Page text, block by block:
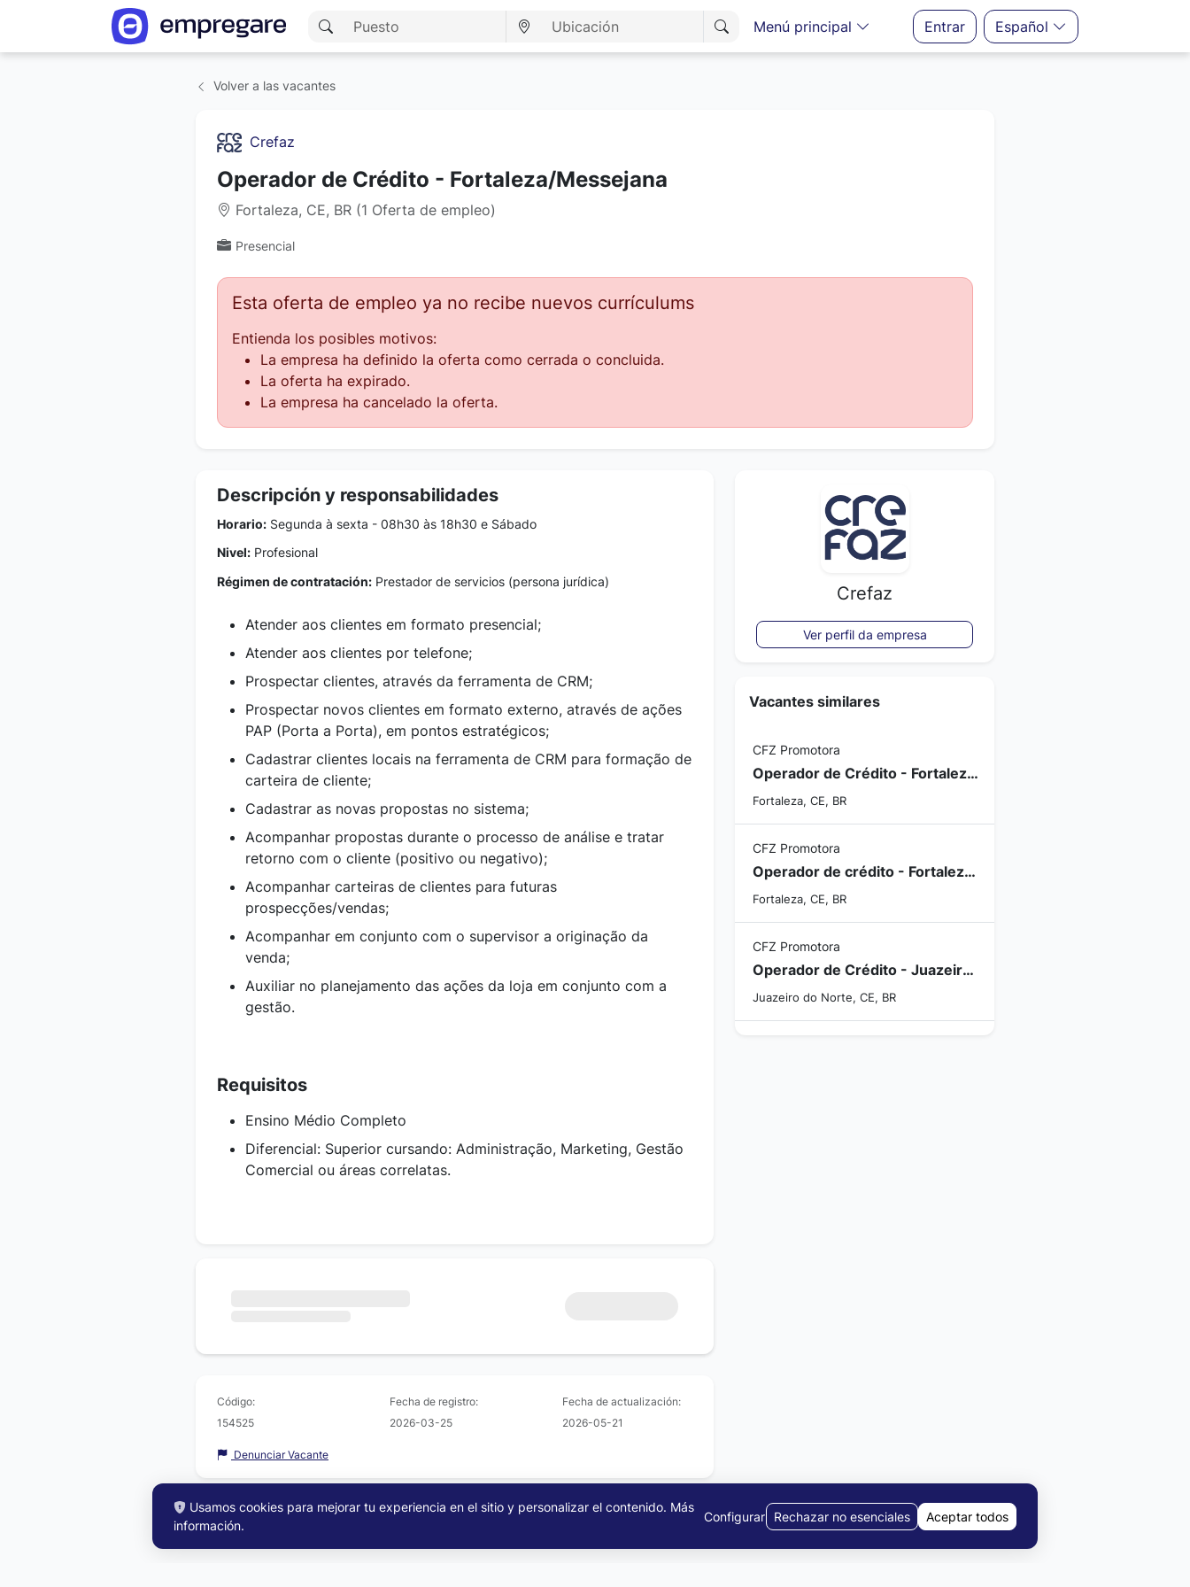
Menú principal Entrar Español
Volver a las vacantes
Crefaz
Operador de Crédito - Fortaleza/Messejana
Fortaleza, CE, BR (1 Oferta de empleo)
Presencial
Esta oferta de empleo ya no recibe nuevos currículums
Entienda los posibles motivos:
La empresa ha definido la oferta como cerrada o concluida.
La oferta ha expirado.
La empresa ha cancelado la oferta.
Descripción y responsabilidades
Horario: Segunda à sexta - 08h30 às 18h30 e Sábado
Nivel: Profesional
Régimen de contratación: Prestador de servicios (persona jurídica)
Atender aos clientes em formato presencial;
Atender aos clientes por telefone;
Prospectar clientes, através da ferramenta de CRM;
Prospectar novos clientes em formato externo, através de ações
PAP (Porta a Porta), em pontos estratégicos;
Cadastrar clientes locais na ferramenta de CRM para formação de
carteira de cliente;
Cadastrar as novas propostas no sistema;
Acompanhar propostas durante o processo de análise e tratar
retorno com o cliente (positivo ou negativo);
Acompanhar carteiras de clientes para futuras
prospecções/vendas;
Acompanhar em conjunto com o supervisor a originação da
venda;
Auxiliar no planejamento das ações da loja em conjunto com a
gestão.
Requisitos
Ensino Médio Completo
Diferencial: Superior cursando: Administração, Marketing, Gestão
Comercial ou áreas correlatas.
Código:
154525
Fecha de registro:
2026-03-25
Fecha de actualización:
2026-05-21
Denunciar Vacante
Crefaz
Ver perfil da empresa
Vacantes similares
CFZ Promotora
Operador de Crédito - Fortaleza/CE
Fortaleza, CE, BR
CFZ Promotora
Operador de crédito - Fortaleza/CE
Fortaleza, CE, BR
CFZ Promotora
Operador de Crédito - Juazeiro do Norte/CE
Juazeiro do Norte, CE, BR
Usamos cookies para mejorar tu experiencia en el sitio y personalizar el contenido. Más
información.
Configurar Rechazar no esenciales Aceptar todos